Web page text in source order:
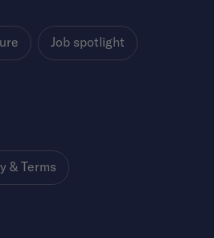
Job spotlight
& Terms